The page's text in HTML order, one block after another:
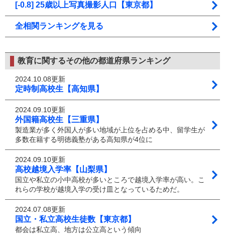
[-0.8] 25歳以上写真撮影人口【東京都】
全相関ランキングを見る
教育に関するその他の都道府県ランキング
2024.10.08更新
定時制高校生【高知県】
2024.09.10更新
外国籍高校生【三重県】
製造業が多く外国人が多い地域が上位を占める中、留学生が
多数在籍する明徳義塾がある高知県が4位に
2024.09.10更新
高校越境入学率【山梨県】
国立や私立の小中高校が多いところで越境入学率が高い。こ
れらの学校が越境入学の受け皿となっているためだ。
2024.07.08更新
国立・私立高校生徒数【東京都】
都会は私立高、地方は公立高という傾向